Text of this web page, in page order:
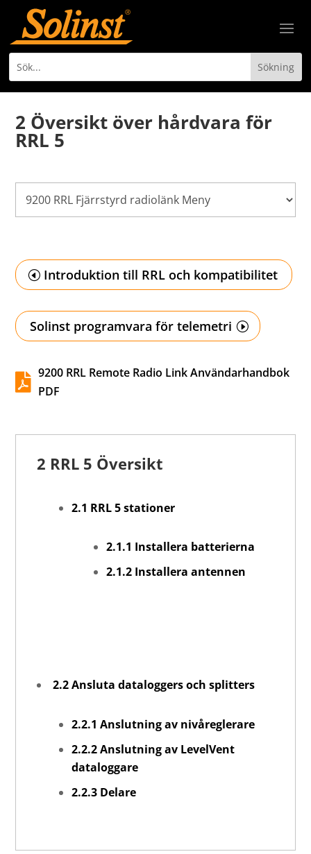
2 Översikt över hårdvara för
RRL 5
Introduktion till RRL och kompatibilitet
Solinst programvara för telemetri
 9200 RRL Remote Radio Link Användarhandbok
PDF
2 RRL 5 Översikt
2.1 RRL 5 stationer
2.1.1 Installera batterierna
2.1.2 Installera antennen
2.2 Ansluta dataloggers och splitters
2.2.1 Anslutning av nivåreglerare
2.2.2 Anslutning av LevelVent
dataloggare
2.2.3 Delare